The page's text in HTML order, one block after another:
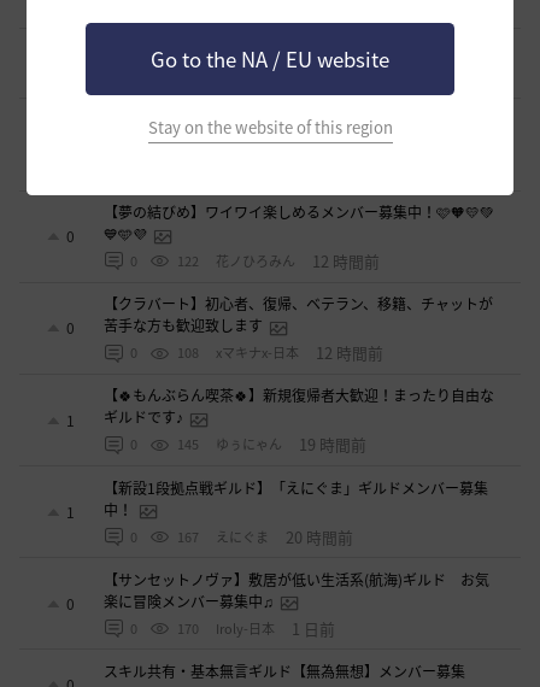
Go to the NA / EU website
Stay on the website of this region
小型ギルド【KeepOn】ギルメン募集です
シアラナーザ-日本
◇🔶【SOLATIO】メンバー募集!新規復帰者さんも歓迎！
0
【夢の結びめ】ワイワイ楽しめるメンバー募集中！🩷🧡💛💚
💙🩵💜
0 122 花ノひろみん 12 時間前
0
【クラバート】初心者、復帰、ベテラン、移籍、チャットが
苦手な方も歓迎致します
0 108 xマキナx-日本 12 時間前
1
【🍀もんぶらん喫茶🍀】新規復帰者大歓迎！まったり自由な
ギルドです♪
0 145 ゆぅにゃん 19 時間前
1
【新設1段拠点戦ギルド】「えにぐま」ギルドメンバー募集
中！
0 167 えにぐま 20 時間前
0
【サンセットノヴァ】敷居が低い生活系(航海)ギルド お気
楽に冒険メンバー募集中♫
0 170 Iroly-日本 1 日前
スキル共有・基本無言ギルド【無為無想】メンバー募集